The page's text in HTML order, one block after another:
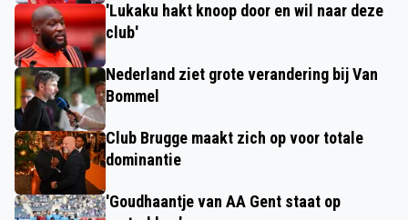
'Lukaku hakt knoop door en wil naar deze
club'
Nederland ziet grote verandering bij Van
Bommel
Club Brugge maakt zich op voor totale
dominantie
'Goudhaantje van AA Gent staat op